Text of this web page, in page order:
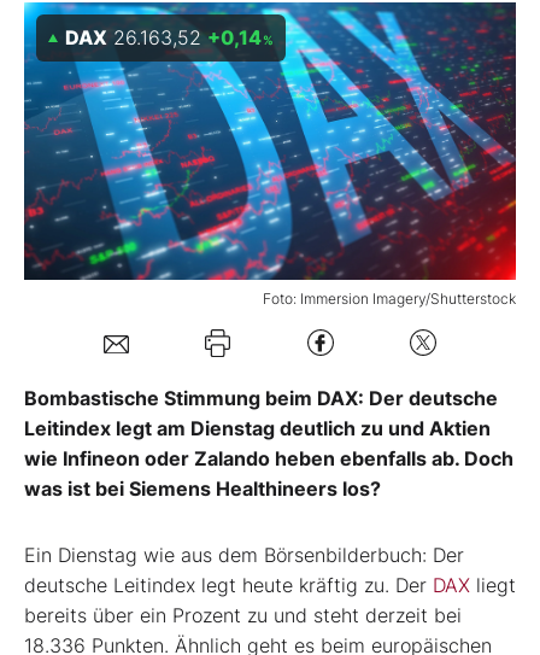
BO-Musterdepots
Experten
Mein B:O
Mein Konto
Foto: Immersion Imagery/Shutterstock
DAX 26.163,52 +0,14%
Bombastische Stimmung beim DAX: Der deutsche
Leitindex legt am Dienstag deutlich zu und Aktien
wie Infineon oder Zalando heben ebenfalls ab. Doch
was ist bei Siemens Healthineers los?
Ein Dienstag wie aus dem Börsenbilderbuch: Der
deutsche Leitindex legt heute kräftig zu. Der DAX liegt
bereits über ein Prozent zu und steht derzeit bei
18.336 Punkten. Ähnlich geht es beim europäischen